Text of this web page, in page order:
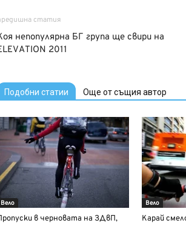
статия
непопулярна БГ група ще свири на
2011
Подобни статии Още от същия автор
Вело
в черновата на ЗДвП,
Вело
Карай